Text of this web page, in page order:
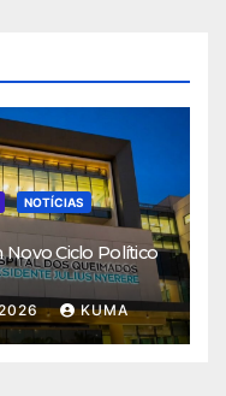
NOTÍCIAS
Ciclo Político
2026 KUMA